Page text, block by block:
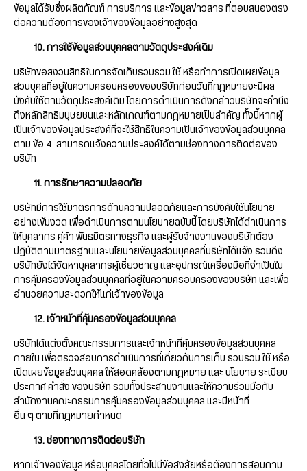
ข้อมูลได้รับซึ่งผลิตภัณฑ์ การบริการ และข้อมูลข่าวสาร ที่ตอบสนองตรง
ต่อความต้องการของเจ้าของข้อมูลอย่างสูงสุด
10. การใช้ข้อมูลส่วนบุคคลตามวัตถุประสงค์เดิม
บริษัทขอสงวนสิทธิในการจัดเก็บรวบรวม ใช้ หรือทำการเปิดเผยข้อมูล
ส่วนบุคลที่อยู่ในความครอบครองของบริษัทก่อนวันที่กฎหมายจะมีผล
บังคับใช้ตามวัตถุประสงค์เดิม โดยการดำเนินการดังกล่าวบริษัทจะคำนึง
ถึงหลักสิทธิมนุษยชนและหลักเกณฑ์ตามกฎหมายเป็นสำคัญ ทั้งนี้หากผู้
เป็นเจ้าของข้อมูลประสงค์ที่จะใช้สิทธิในความเป็นเจ้าของข้อมูลส่วนบุคคล
ตาม ข้อ 4. สามารถแจ้งความประสงค์ได้ตามช่องทางการติดต่อของ
บริษัท
11. การรักษาความปลอดภัย
บริษัทมีการใช้มาตรการด้านความปลอดภัยและการบังคับใช้นโยบาย
อย่างเข้มงวด เพื่อดำเนินการตามนโยบายฉบับนี้ โดยบริษัทได้ดำเนินการ
ให้บุคลากร คู่ค้า พันธมิตรทางธุรกิจ และผู้รับจ้างงานของบริษัทต้อง
ปฏิบัติตามมาตรฐานและนโยบายข้อมูลส่วนบุคคลที่บริษัทได้แจ้ง รวมถึง
บริษัทยังได้จัดหาบุคลากรผู้เชี่ยวชาญ และอุปกรณ์เครื่องมือที่จำเป็นใน
การคุ้มครองข้อมูลส่วนบุคคลที่อยู่ในความครอบครองของบริษัท และเพื่อ
อำนวยความสะดวกให้แก่เจ้าของข้อมูล
12. เจ้าหน้าที่คุ้มครองข้อมูลส่วนบุคคล
บริษัทได้แต่งตั้งคณะกรรมการและเจ้าหน้าที่คุ้มครองข้อมูลส่วนบุคคล
ภายใน เพื่อตรวจสอบการดำเนินการที่เกี่ยวกับการเก็บ รวบรวม ใช้ หรือ
เปิดเผยข้อมูลส่วนบุคคล ให้สอดคล้องตามกฎหมาย และ นโยบาย ระเบียบ
ประกาศ คำสั่ง ของบริษัท รวมทั้งประสานงานและให้ความร่วมมือกับ
สำนักงานคณะกรรมการคุ้มครองข้อมูลส่วนบุคคล และมีหน้าที่
อื่น ๆ ตามที่กฎหมายกำหนด
13. ช่องทางการติดต่อบริษัท
หากเจ้าของข้อมูล หรือบุคคลโดยทั่วไปมีข้อสงสัยหรือต้องการสอบถาม